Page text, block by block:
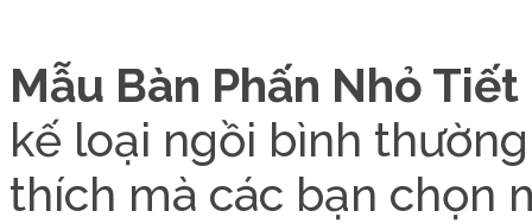
Mẫu Bàn Phấn Nhỏ
kế loại ngồi bình
thích mà các bạn chọn